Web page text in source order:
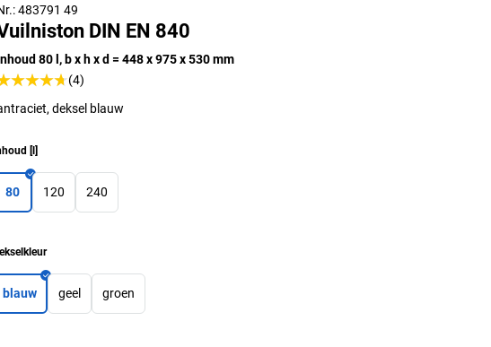
483791 49
DIN EN 840
80 l, b x h x d = 448 x 975 x 530 mm
(4)
deksel blauw
[ l]
80 120 240
blauw geel groen